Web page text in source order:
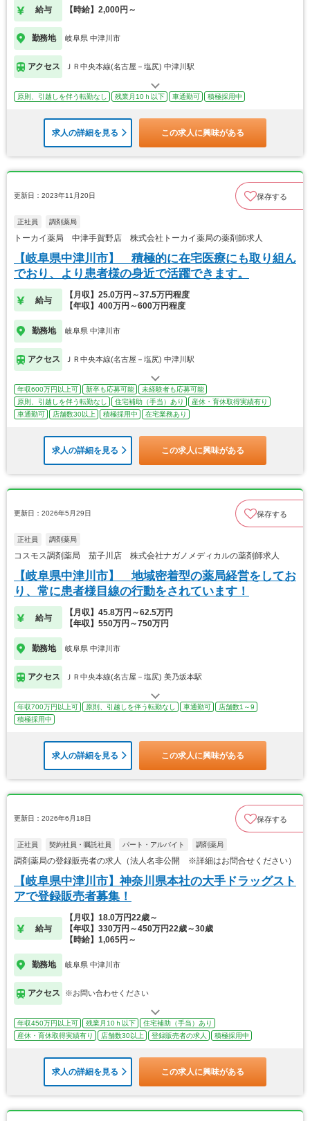
給与 【時給】2,000円～
勤務地 岐阜県 中津川市
アクセス ＪＲ中央本線(名古屋－塩尻) 中津川駅
原則、引越しを伴う転勤なし 残業月10ｈ以下 車通勤可 積極採用中
求人の詳細を見る この求人に興味がある
更新日：2023年11月20日 保存する
正社員 調剤薬局
トーカイ薬局 中津手賀野店 株式会社トーカイ薬局の薬剤師求人
【岐阜県中津川市】 積極的に在宅医療にも取り組ん
でおり、より患者様の身近で活躍できます。
給与
【月収】25.0万円～37.5万円程度
【年収】400万円～600万円程度
勤務地 岐阜県 中津川市
アクセス ＪＲ中央本線(名古屋－塩尻) 中津川駅
年収600万円以上可 新卒も応募可能
未経験者も応募可能
原則、引越しを伴う転勤なし
住宅補助（手当）あり
産休・育休取得実績有り
車通勤可
店舗数30以上 積極採用中 在宅業務あり
求人の詳細を見る この求人に興味がある
更新日：2026年5月29日 保存する
正社員 調剤薬局
コスモス調剤薬局 茄子川店 株式会社ナガノメディカルの薬剤師求人
【岐阜県中津川市】 地域密着型の薬局経営をしてお
り、常に患者様目線の行動をされています！
給与
【月収】45.8万円～62.5万円
【年収】550万円～750万円
勤務地 岐阜県 中津川市
アクセス ＪＲ中央本線(名古屋－塩尻) 美乃坂本駅
年収700万円以上可 原則、引越しを伴う転勤なし 車通勤可
店舗数1～9
積極採用中
求人の詳細を見る この求人に興味がある
更新日：2026年6月18日 保存する
正社員 契約社員・嘱託社員 パート・アルバイト 調剤薬局
調剤薬局の登録販売者の求人（法人名非公開 ※詳細はお問合せください）
【岐阜県中津川市】神奈川県本社の大手ドラッグスト
アで登録販売者募集！
給与
【月収】18.0万円22歳～
【年収】330万円～450万円22歳～30歳
【時給】1,065円～
勤務地 岐阜県 中津川市
アクセス ※お問い合わせください
年収450万円以上可 残業月10ｈ以下
住宅補助（手当）あり
産休・育休取得実績有り
店舗数30以上 登録販売者の求人 積極採用中
求人の詳細を見る この求人に興味がある